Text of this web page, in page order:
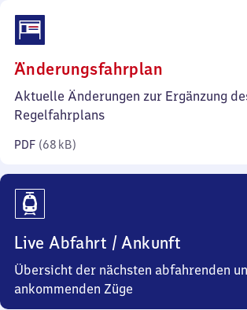
Änderungsfahrplan
68
Aktuelle Änderungen zur Ergänzung
Regelfahrplans
PDF (68 kB)
Live Abfahrt / Ankunft
Übersicht der nächsten abfahrenden
ankommenden Züge